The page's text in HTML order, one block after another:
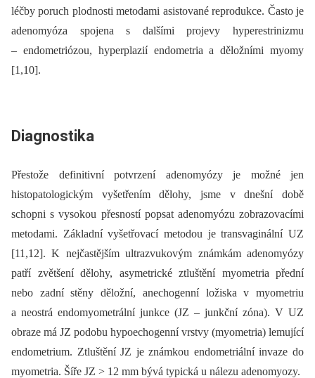
léčby poruch plodnosti metodami asistované reprodukce. Často je
adenomyóza spojena s dalšími projevy hyperestrinizmu
–⁠ endometriózou, hyperplazií endometria a děložními myomy
[1,10].
Dia­gnostika
Přestože definitivní potvrzení adenomyózy je možné jen
histopatologickým vyšetřením dělohy, jsme v dnešní době
schopni s vysokou přesností popsat adenomyózu zobrazovacími
metodami. Základní vyšetřovací metodou je transvaginální UZ
[11,12]. K nejčastějším ultrazvukovým známkám adenomyózy
patří zvětšení dělohy, asymetrické ztluštění myometria přední
nebo zadní stěny děložní, anechogenní ložiska v myometriu
a neostrá endomyometrální junkce (JZ –⁠ junkční zóna). V UZ
obraze má JZ podobu hypoechogenní vrstvy (myometria) lemující
endometrium. Ztluštění JZ je známkou endometriální invaze do
myometria. Šíře JZ > 12 mm bývá typická u nálezu adenomyozy.